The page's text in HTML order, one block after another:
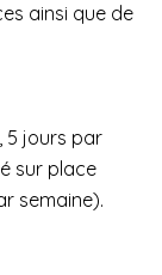
ainsi que de
5 jours par
sur place
semaine).